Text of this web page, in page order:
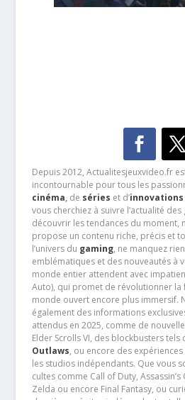
Depuis 2012, Actualitesjeuxvideo.fr
incontournable pour tous les
cinéma,de séries et d’
vous cherchiez à suivre l’actualité
découvrir les tendances du moment,
propose un contenu riche, précis et
l’univers du gaming, ne manquez
emblématiques et des nouveautés à
monde entier attendent avec
Auto), qui promet de révolutionner la
monde ouvert encore plus immersif.
également des informations
attendus en 2025, comme de
Elder Scrolls VI, des blockbusters tels
Outlaws, ou encore des
les studios indépendants. Que vous
cultes comme Call of Duty,
Zelda ou encore Final Fantasy, ou